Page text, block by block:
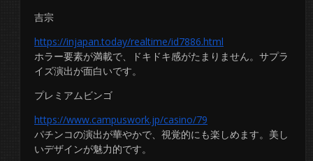
吉宗
https://injapan.today/realtime/id7886.html
ホラー要素が満載で、ドキドキ感がたまりません。サプラ
イズ演出が面白いです。
プレミアムビンゴ
https://www.campuswork.jp/casino/79
パチンコの演出が華やかで、視覚的にも楽しめます。美し
いデザインが魅力的です。